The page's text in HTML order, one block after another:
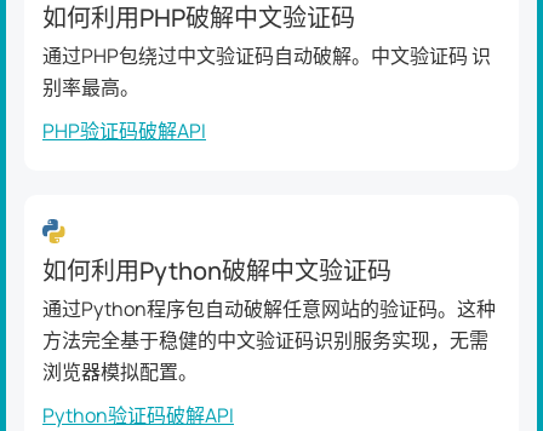
如何利用PHP破解中文验证码
通过PHP包绕过中文验证码自动破解。中文验证码 识
别率最高。
PHP验证码破解API
如何利用Python破解中文验证码
通过Python程序包自动破解任意网站的验证码。这种
方法完全基于稳健的中文验证码识别服务实现，无需
浏览器模拟配置。
Python验证码破解API